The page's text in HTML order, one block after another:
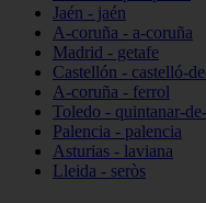
Jaén - jaén
A-coruña - a-coruña
Madrid - getafe
Castellón - castelló-
A-coruña - ferrol
Toledo - quintanar-
Palencia - palencia
Asturias - laviana
Lleida - seròs